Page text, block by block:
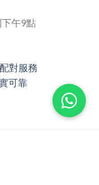
午9點
對服務
可靠